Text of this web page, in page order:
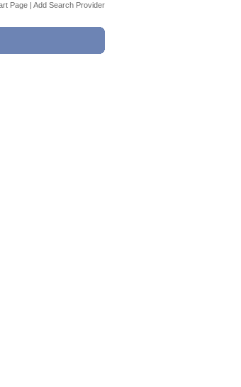
Page | Add Search Provider